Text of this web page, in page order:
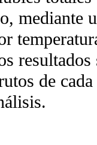
mediante
de